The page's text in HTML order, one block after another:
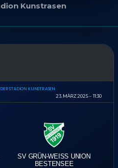
Kunstrasen
STADION KUNSTRASEN
23. MÄRZ 2025 11:30
SV GRÜN-WEISS UNION B
ESTENSEE